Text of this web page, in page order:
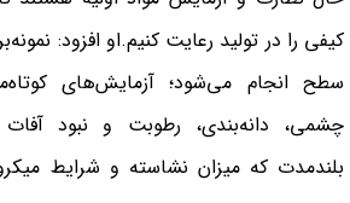
کیفی را در تولید رعایت کنیم.او افزود:
سطح انجام می‌شود؛ آزمایش‌های
چشمی، دانه‌بندی، رطوبت و نبود
بلندمدت که میزان نشاسته و شرایط